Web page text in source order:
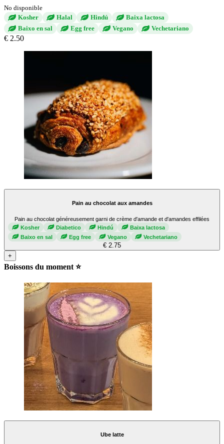
No disponible
Kosher
Halal Hindú
Baixa lactosa
Baixo en sal
Egg free Vegano Vechetariano
€ 2.50
Pain au chocolat aux amandes
Pain au chocolat généreusement garni de crème d'amande et d'amandes effilées
Kosher
Diabetico Hindú
Baixa lactosa
Baixo en sal
Egg free Vegano Vechetariano
€ 2.75
+
Boissons du moment ⭐
Ube latte